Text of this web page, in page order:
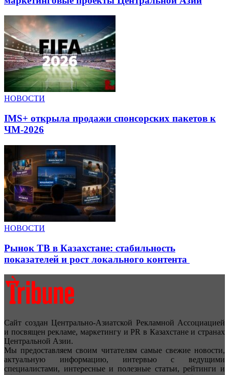
НОВОСТИ
IMS+ открыла продажи спонсорских пакетов к
ЧМ-2026
НОВОСТИ
Рынок ТВ в Казахстане: стабильность
показателей и рост локального контента
Сайт создан Центрально-Азиатской Рекламной Ассоциацией
и посвящен рекламе, маркетингу и PR в Казахстане и странах
Центральной Азии.
Мы предоставляем своим читателям самые свежие новости,
актуальную информацию, интервью с ведущими
специалистами, интересные и полезные статьи, рейтинги и